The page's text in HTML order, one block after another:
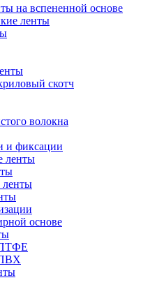
на вспененной основе
ленты
скотч
волокна
и фиксации
ленты
ленты
основе
ПТФЕ